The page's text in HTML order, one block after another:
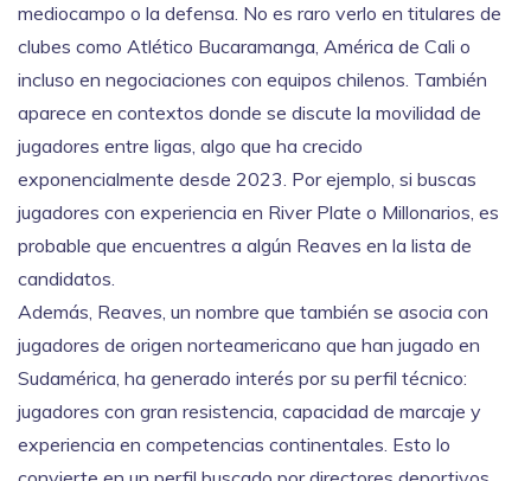
mediocampo o la defensa. No es raro verlo en titulares de
clubes como Atlético Bucaramanga, América de Cali o
incluso en negociaciones con equipos chilenos. También
aparece en contextos donde se discute la movilidad de
jugadores entre ligas, algo que ha crecido
exponencialmente desde 2023. Por ejemplo, si buscas
jugadores con experiencia en River Plate o Millonarios, es
probable que encuentres a algún Reaves en la lista de
candidatos.
Además, Reaves, un nombre que también se asocia con
jugadores de origen norteamericano que han jugado en
Sudamérica, ha generado interés por su perfil técnico:
jugadores con gran resistencia, capacidad de marcaje y
experiencia en competencias continentales. Esto lo